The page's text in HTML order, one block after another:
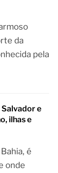
da
pela
Salvador e
ilhas e
é
onde